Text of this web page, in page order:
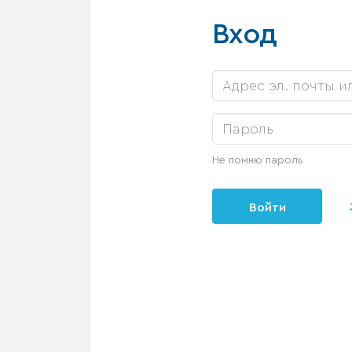
Вход
Не помню пароль